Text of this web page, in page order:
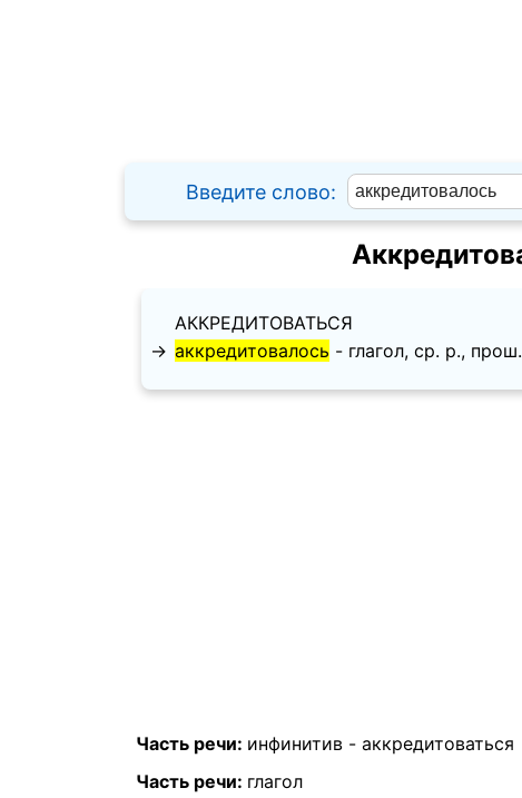
Введите слово:
АККРЕДИТОВАТЬСЯ
→ аккредитовалось - глагол, ср. p.,
Часть речи: инфинитив - аккредитоваться
Часть речи: глагол